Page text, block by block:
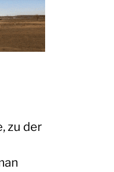
zu der